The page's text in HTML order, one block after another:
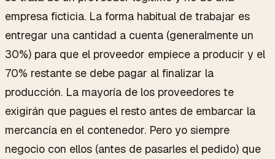
empresa ficticia. La forma habitual de trabajar es
entregar una cantidad a cuenta (generalmente un
30%) para que el proveedor empiece a producir y el
70% restante se debe pagar al finalizar la
producción. La mayoría de los proveedores te
exigirán que pagues el resto antes de embarcar la
mercancía en el contenedor. Pero yo siempre
negocio con ellos (antes de pasarles el pedido) que